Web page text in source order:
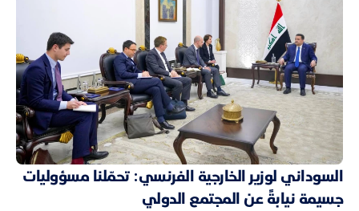
السوداني لوزير الخارجية الفرنسي: تحمّلنا مسؤوليات
جسيمة نيابةً عن المجتمع الدولي